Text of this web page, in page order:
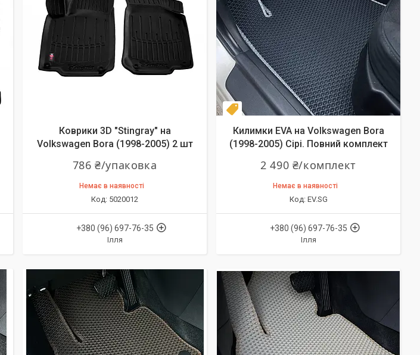
Коврики 3D "Stingray" на
Volkswagen Bora (1998-2005) 2 шт
786 ₴/упаковка
Немає в наявності
5020012
+380 (96) 697-76-35
Ілля
Комплект
Килимки EVA на Volkswagen Bora
(1998-2005) Сірі. Повний комплект
2 490 ₴/комплект
Немає в наявності
EV.SG
+380 (96) 697-76-35
Ілля